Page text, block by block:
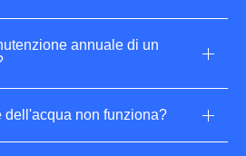
della membrana va dai 5 ai
dipende anche dalla
annuale di un
annuale può
dell'acqua non funziona?